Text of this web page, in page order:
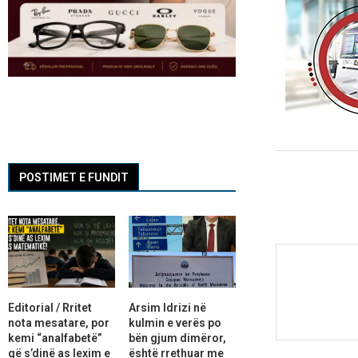
POSTIMET E FUNDIT
Editorial / Rritet
nota mesatare, por
kemi “analfabetë”
që s’dinë as lexim e
Arsim Idrizi në
kulmin e verës po
bën gjum dimëror,
është rrethuar me